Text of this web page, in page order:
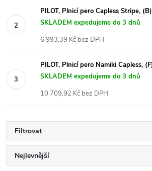
PILOT, Plnicí pero Capless Stripe,
SKLADEM expedujeme do 3 dnů
6 993,39 Kč bez DPH
PILOT, Plnicí pero Namiki Capless,
SKLADEM expedujeme do 3 dnů
10 709,92 Kč bez DPH
Filtrovat
Ř
Nejlevnější